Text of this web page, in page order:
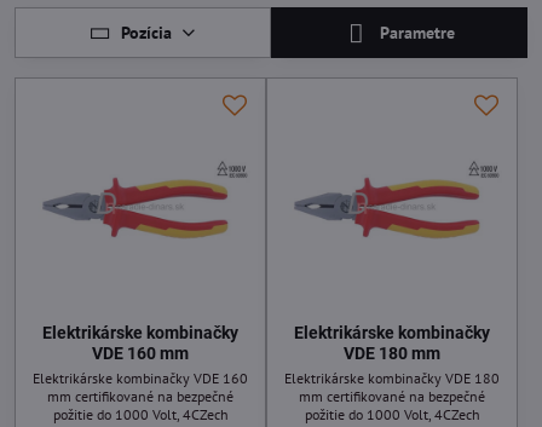
Pozícia Parametre
Elektrikárske kombinačky
VDE 160 mm
Elektrikárske kombinačky VDE 160
mm certifikované na bezpečné
požitie do 1000 Volt, 4CZech
Elektrikárske kombinačky
VDE 180 mm
Elektrikárske kombinačky VDE 180
mm certifikované na bezpečné
požitie do 1000 Volt, 4CZech